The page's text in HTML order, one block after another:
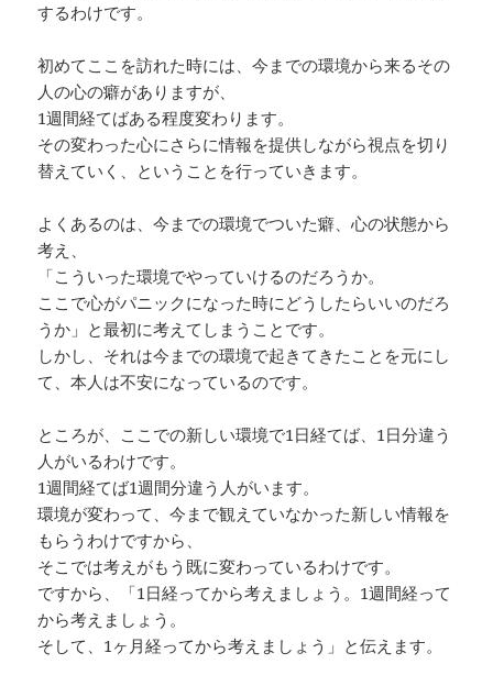
するわけです。
初めてここを訪れた時には、今までの環境から来るその
人の心の癖がありますが、
1週間経てばある程度変わります。
その変わった心にさらに情報を提供しながら視点を切り
替えていく、ということを行っていきます。
よくあるのは、今までの環境でついた癖、心の状態から
考え、
「こういった環境でやっていけるのだろうか。
ここで心がパニックになった時にどうしたらいいのだろ
うか」と最初に考えてしまうことです。
しかし、それは今までの環境で起きてきたことを元にし
て、本人は不安になっているのです。
ところが、ここでの新しい環境で1日経てば、1日分違う
人がいるわけです。
1週間経てば1週間分違う人がいます。
環境が変わって、今まで観えていなかった新しい情報を
もらうわけですから、
そこでは考えがもう既に変わっているわけです。
ですから、「1日経ってから考えましょう。1週間経って
から考えましょう。
そして、1ヶ月経ってから考えましょう」と伝えます。